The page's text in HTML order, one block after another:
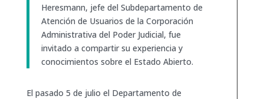
Heresmann, jefe del Subdepartamento de
Atención de Usuarios de la Corporación
Administrativa del Poder Judicial, fue
invitado a compartir su experiencia y
conocimientos sobre el Estado Abierto.
El pasado 5 de julio el Departamento de